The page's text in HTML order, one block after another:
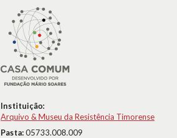
Instituição:
Arquivo & Museu da Resistência Timorense
Pasta:05733.008.009